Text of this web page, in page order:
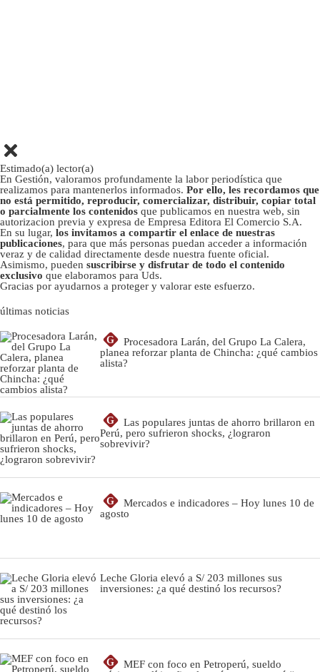
Estimado(a) lector(a)
En Gestión, valoramos profundamente la labor periodística que
realizamos para mantenerlos informados. Por ello, les recordamos que
no está permitido, reproducir, comercializar, distribuir, copiar total
o parcialmente los contenidos que publicamos en nuestra web, sin
autorizacion previa y expresa de Empresa Editora El Comercio S.A.
En su lugar, los invitamos a compartir el enlace de nuestras
publicaciones, para que más personas puedan acceder a información
veraz y de calidad directamente desde nuestra fuente oficial.
Asimismo, pueden suscribirse y disfrutar de todo el contenido
exclusivo que elaboramos para Uds.
Gracias por ayudarnos a proteger y valorar este esfuerzo.
últimas noticias
G
Procesadora Larán, del Grupo La Calera,
planea reforzar planta de Chincha: ¿qué cambios
alista?
G
Las populares juntas de ahorro brillaron en
Perú, pero sufrieron shocks, ¿lograron
sobrevivir?
G
Mercados e indicadores – Hoy lunes 10 de
agosto
Leche Gloria elevó a S/ 203 millones sus
inversiones: ¿a qué destinó los recursos?
G
MEF con foco en Petroperú, sueldo